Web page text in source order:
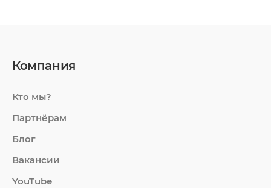
Компания
Кто мы?
Партнёрам
Блог
Вакансии
YouTube